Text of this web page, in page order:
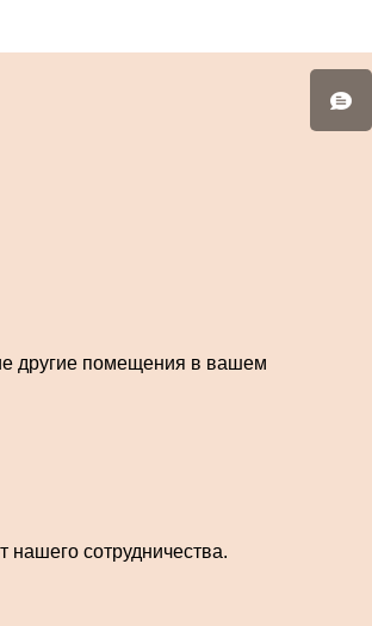
другие помещения в вашем
сотрудничества.